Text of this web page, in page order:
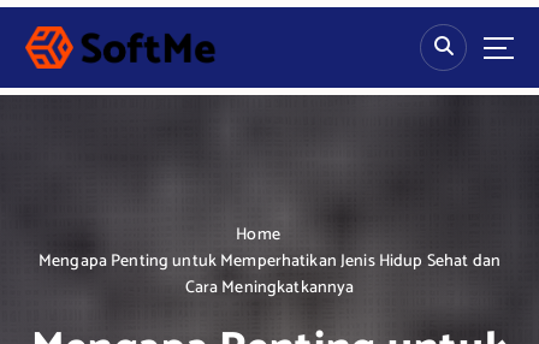
S
p
Home
Mengapa Penting untuk Memperhatikan Jenis Hidup Sehat dan
Cara Meningkatkannya